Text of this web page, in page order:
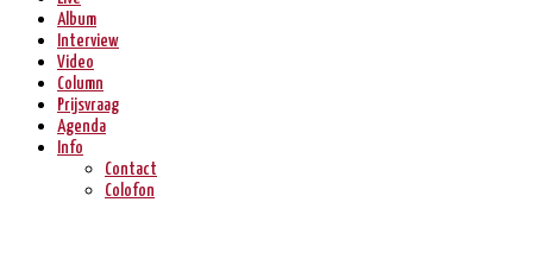
Album
Interview
Video
Column
Prijsvraag
Agenda
Info
Contact
Colofon